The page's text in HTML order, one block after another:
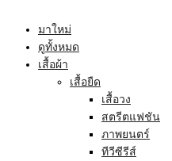
มาใหม่
ดูทั้งหมด
เสื้อผ้า
เสื้อยืด
เสื้อวง
สตรีตแฟชัน
ภาพยนตร์
ทีวีซีรีส์